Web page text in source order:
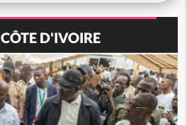
CÔTE D'IVOIRE